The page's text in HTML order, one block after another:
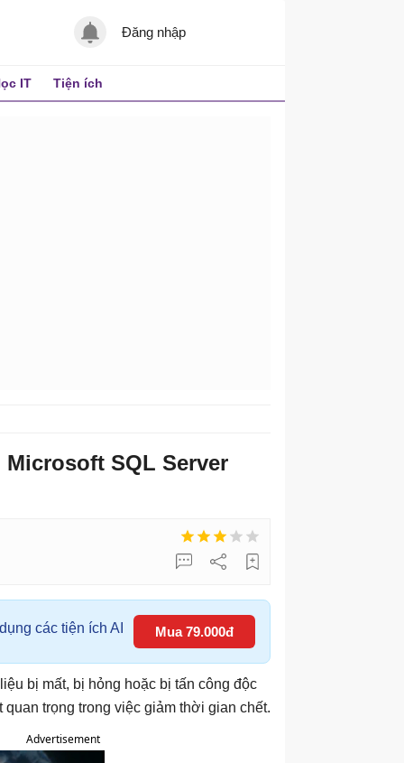
Đăng nhập
IT Tiện ích
SQL Server
các tiện ích AI Mua 79.000đ
bị mất, bị hỏng hoặc bị tấn công độc
trọng trong việc giảm thời gian chết.
Advertisement